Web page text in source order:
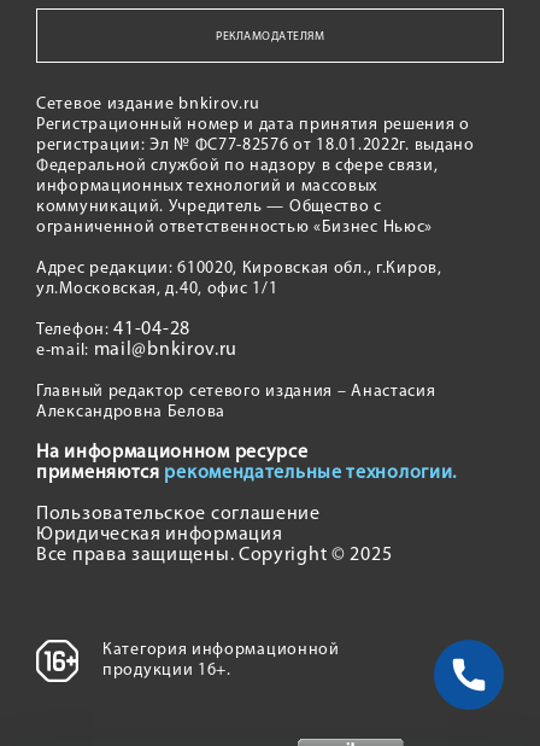
РЕКЛАМОДАТЕЛЯМ
Сетевое издание bnkirov.ru
Регистрационный номер и дата принятия решения о
регистрации: Эл № ФС77-82576 от 18.01.2022г. выдано
Федеральной службой по надзору в сфере связи,
информационных технологий и массовых
коммуникаций. Учредитель — Общество с
ограниченной ответственностью «Бизнес Ньюс»
Адрес редакции: 610020, Кировская обл., г.Киров,
ул.Московская, д.40, офис 1/1
Телефон:41-04-28
e-mail: mail@bnkirov.ru
Главный редактор сетевого издания – Анастасия
Александровна Белова
На информационном ресурсе
применяются рекомендательные технологии.
Пользовательское соглашение
Юридическая информация
Все права защищены. Copyright © 2025
Категория информационной
продукции 16+.